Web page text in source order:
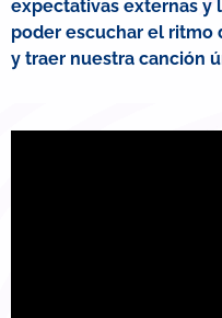
expectativas externas y
poder escuchar el ritmo
y traer nuestra canción